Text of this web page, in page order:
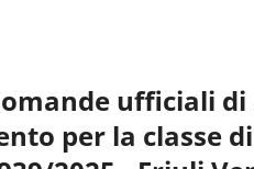
ufficiali di
per la classe